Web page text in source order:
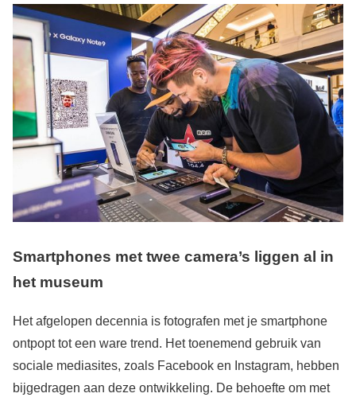
Smartphones met twee camera’s liggen al in
het museum
Het afgelopen decennia is fotografen met je smartphone
ontpopt tot een ware trend. Het toenemend gebruik van
sociale mediasites, zoals Facebook en Instagram, hebben
bijgedragen aan deze ontwikkeling. De behoefte om met